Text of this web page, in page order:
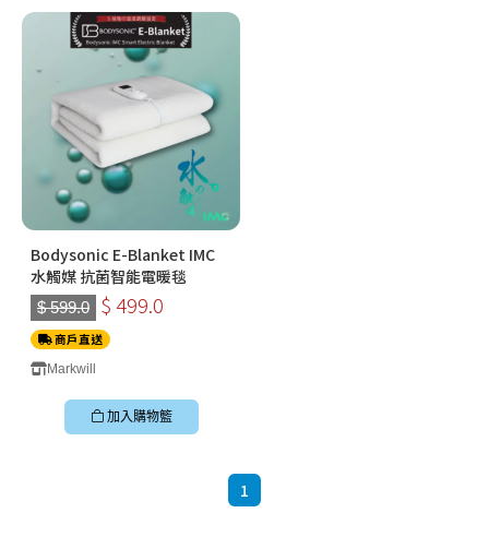
Bodysonic E-Blanket IMC
水觸媒 抗菌智能電暖毯
$ 599.0 $ 499.0
商戶直送
Markwill
加入購物籃
1